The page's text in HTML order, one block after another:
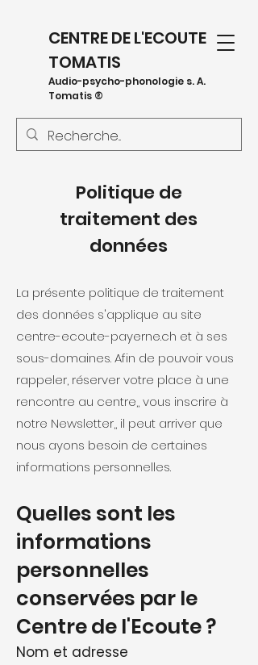
CENTRE DE L'ECOUTE
TOMATIS
Audio-psycho-phonologie s. A.
Tomatis ®
Politique de
traitement des
données
La présente politique de traitement
des données s'applique au site
centre-ecoute-payerne.ch et à ses
sous-domaines. Afin de pouvoir vous
rappeler, réserver votre place à une
rencontre au centre,, vous inscrire à
notre Newsletter,, il peut arriver que
nous ayons besoin de certaines
informations personnelles.
Quelles sont les
informations
personnelles
conservées par le
Centre de l'Ecoute ?
Nom et adresse